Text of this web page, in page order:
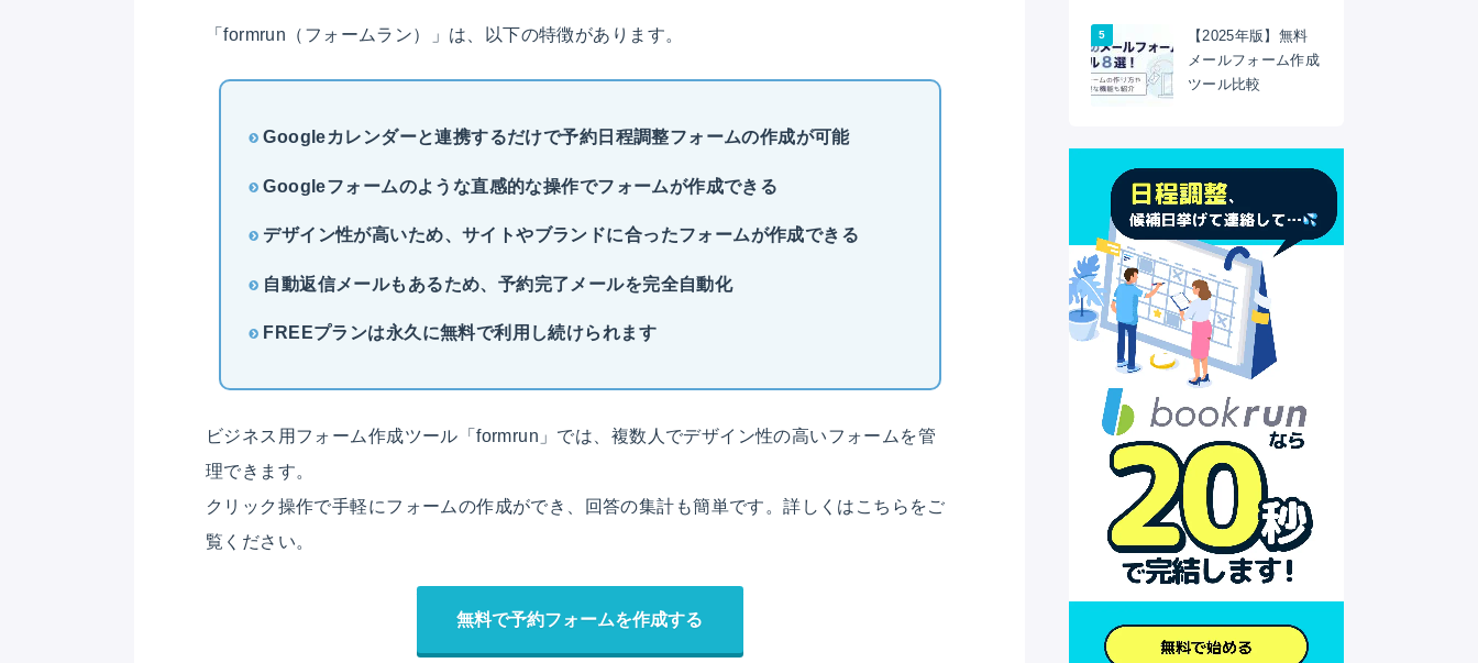
「formrun（フォームラン）」は、以下の特徴があります。
Googleカレンダーと連携するだけで予約日程調整フォームの作成が可能
Googleフォームのような直感的な操作でフォームが作成できる
デザイン性が高いため、サイトやブランドに合ったフォームが作成できる
自動返信メールもあるため、予約完了メールを完全自動化
FREEプランは永久に無料で利用し続けられます
ビジネス用フォーム作成ツール「formrun」では、複数人でデザイン性の高いフォームを管
理できます。
クリック操作で手軽にフォームの作成ができ、回答の集計も簡単です。詳しくはこちらをご
覧ください。
無料で予約フォームを作成する
【2025年版】無料
メールフォーム作成
ツール比較